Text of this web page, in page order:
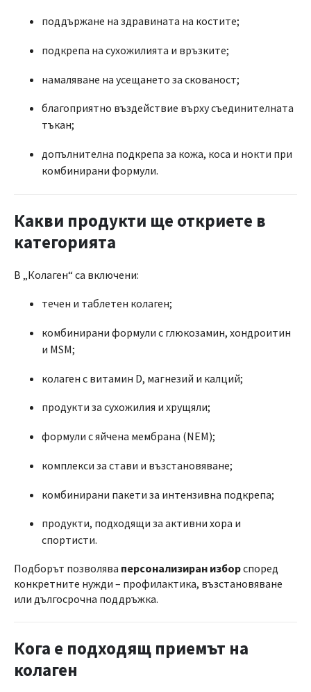
поддържане на здравината на костите;
подкрепа на сухожилията и връзките;
намаляване на усещането за скованост;
благоприятно въздействие върху съединителната
тъкан;
допълнителна подкрепа за кожа, коса и нокти при
комбинирани формули.
Какви продукти ще откриете в
категорията
В „Колаген“ са включени:
течен и таблетен колаген;
комбинирани формули с глюкозамин, хондроитин
и MSM;
колаген с витамин D, магнезий и калций;
продукти за сухожилия и хрущяли;
формули с яйчена мембрана (NEM);
комплекси за стави и възстановяване;
комбинирани пакети за интензивна подкрепа;
продукти, подходящи за активни хора и
спортисти.
Подборът позволява персонализиран изборспоред
конкретните нужди – профилактика, възстановяване
или дългосрочна поддръжка.
Кога е подходящ приемът на
колаген